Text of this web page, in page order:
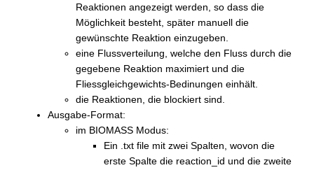
Reaktionen angezeigt werden, so dass die
Möglichkeit besteht, später manuell die
gewünschte Reaktion einzugeben.
eine Flussverteilung, welche den Fluss durch die
gegebene Reaktion maximiert und die
Fliessgleichgewichts-Bedinungen einhält.
die Reaktionen, die blockiert sind.
Ausgabe-Format:
im BIOMASS Modus:
Ein .txt file mit zwei Spalten, wovon die
erste Spalte die reaction_id und die zweite